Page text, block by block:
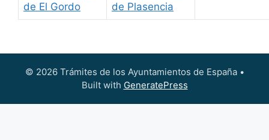
de El Gordo
de Plasencia
© 2026 Trámites de los Ayuntamientos de España•
Built with GeneratePress